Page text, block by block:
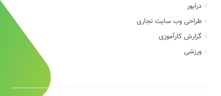
درایور
طراحی وب سایت تجاری
گزارش کارآموزی
ورزشی